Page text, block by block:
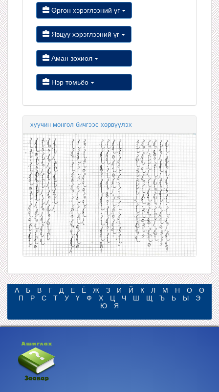
Өргөн хэрэглээний үг
Явцуу хэрэглээний үг
Аман зохиол
Нэр томьёо
хуучин монгол бичгээс хөрвүүлэх
А Б В Г Д Е Ё Ж З И Й К Л М Н О
Ө
П
Р С Т У Ү Ф Х Ц Ч Ш Щ Ъ Ь Ы
Э
Ю
Я